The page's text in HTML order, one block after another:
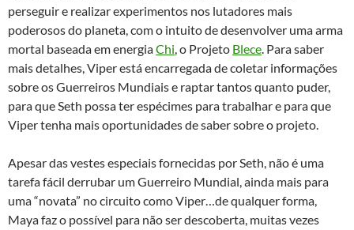
perseguir e realizar experimentos nos lutadores mais
poderosos do planeta, com o intuito de desenvolver uma arma
mortal baseada em energiaChi, o Projeto Blece. Para saber
mais detalhes, Viper está encarregada de coletar informações
sobre os Guerreiros Mundiais e raptar tantos quanto puder,
para que Seth possa ter espécimes para trabalhar e para que
Viper tenha mais oportunidades de saber sobre o projeto.
Apesar das vestes especiais fornecidas por Seth, não é uma
tarefa fácil derrubar um Guerreiro Mundial, ainda mais para
uma “novata” no circuito como Viper…de qualquer forma,
Maya faz o possível para não ser descoberta, muitas vezes